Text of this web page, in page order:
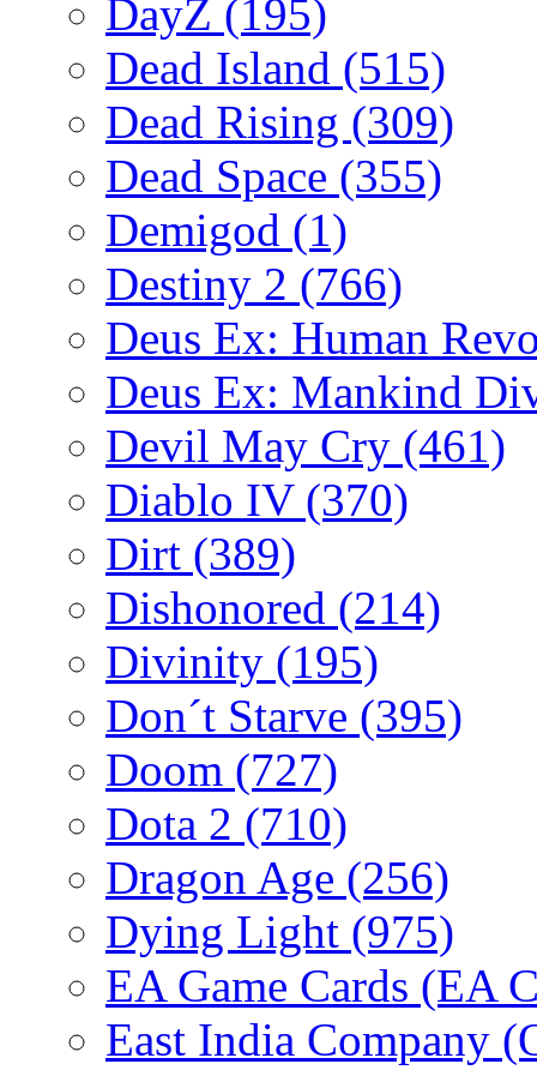
DayZ (195)
Dead Island (515)
Dead Rising (309)
Dead Space (355)
Demigod (1)
Destiny 2 (766)
Deus Ex: Human
Deus Ex: Mankind
Devil May Cry (461)
Diablo IV (370)
Dirt (389)
Dishonored (214)
Divinity (195)
Don´t Starve (395)
Doom (727)
Dota 2 (710)
Dragon Age (256)
Dying Light (975)
EA Game Cards (EA
East India Company